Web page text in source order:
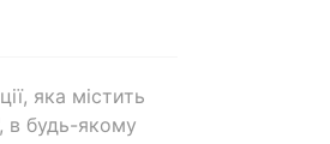
яка містить
в будь-якому